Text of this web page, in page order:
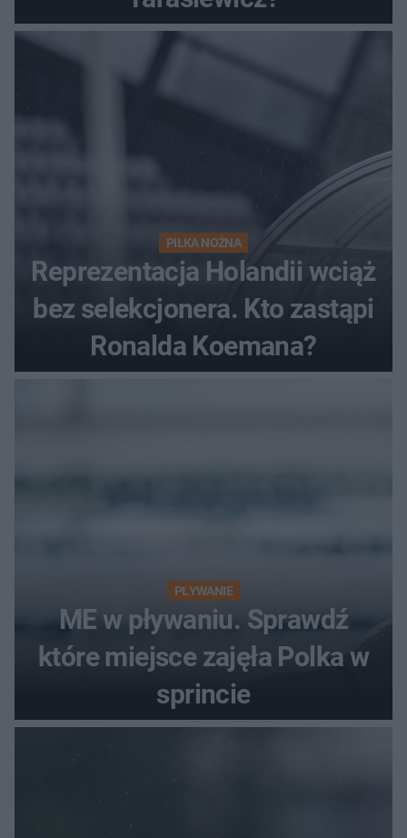
PIŁKA NOŻNA
Reprezentacja Holandii wciąż
bez selekcjonera. Kto zastąpi
Ronalda Koemana?
PŁYWANIE
ME w pływaniu. Sprawdź
które miejsce zajęła Polka w
sprincie